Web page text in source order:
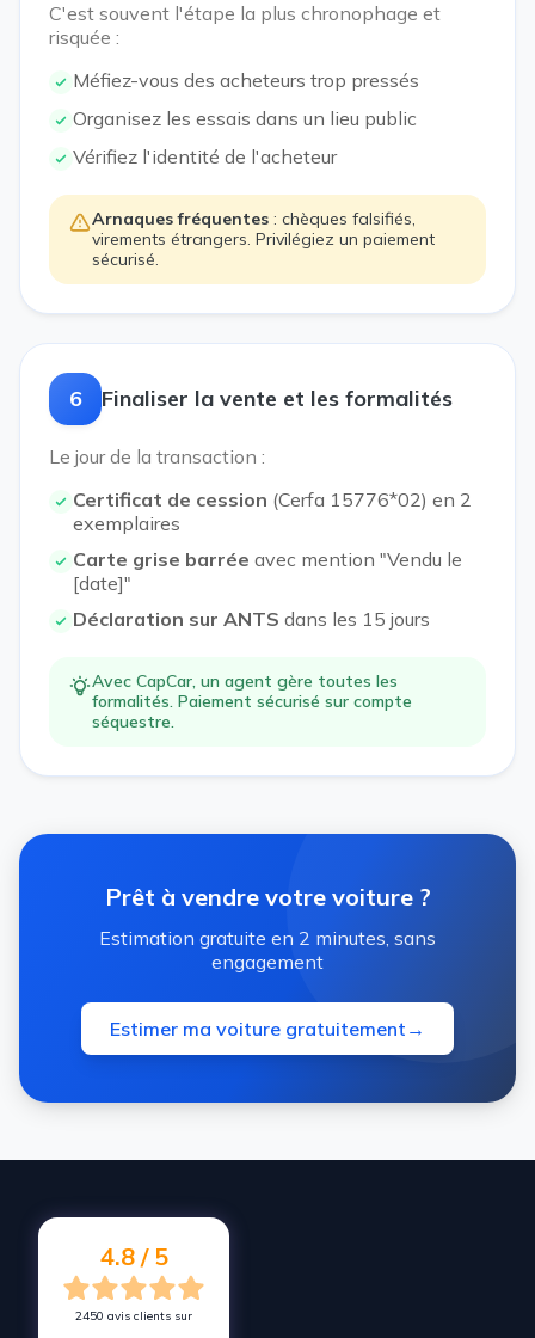
C'est souvent l'étape la plus chronophage et
risquée :
Méfiez-vous des acheteurs trop pressés
Organisez les essais dans un lieu public
Vérifiez l'identité de l'acheteur
Arnaques fréquentes : chèques falsifiés,
virements étrangers. Privilégiez un paiement
sécurisé.
6 Finaliser la vente et les formalités
Le jour de la transaction :
Certificat de cession (Cerfa 15776*02) en 2
exemplaires
Carte grise barrée avec mention "Vendu le
[date]"
Déclaration sur ANTS dans les 15 jours
Avec CapCar, un agent gère toutes les
formalités. Paiement sécurisé sur compte
séquestre.
Prêt à vendre votre voiture ?
Estimation gratuite en 2 minutes, sans
engagement
Estimer ma voiture gratuitement →
4.8 / 5
2450 avis clients sur